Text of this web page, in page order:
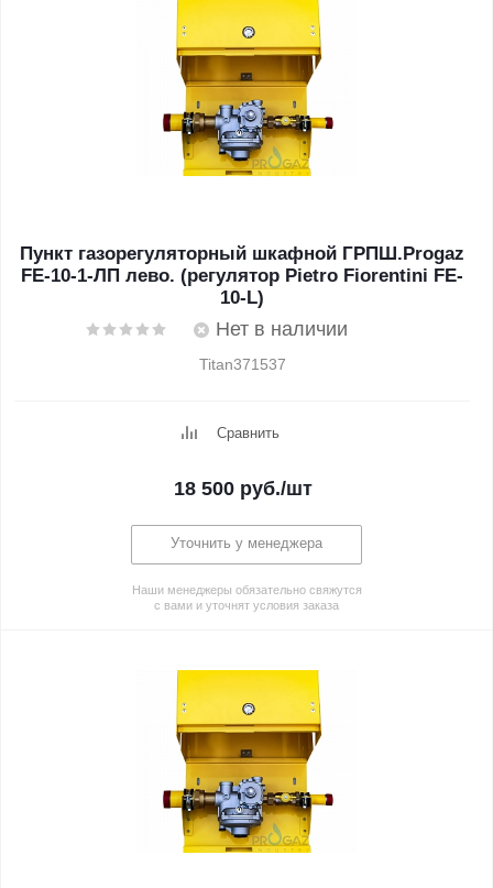
Пункт газорегуляторный шкафной ГРПШ.Progaz
FE-10-1-ЛП лево. (регулятор Pietro Fiorentini FE-
10-L)
Нет в наличии
Titan371537
Сравнить
18 500руб./шт
Уточнить у менеджера
Наши менеджеры обязательно свяжутся
с вами и уточнят условия заказа